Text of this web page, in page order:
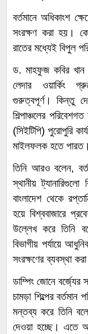
বর্তমানে অধিকাংশ
সংরক্ষণ করা হয়।
রাতের মধ্যেই বিপুল
ড. মাহফুজ কবির খান
লেদার ওয়ার্কিং
গুরুত্বপূর্ণ। কিন্তু
শিল্পাঞ্চলের পরিবেশগত
(সিইটিপি) পুরোপুরি
মাইলফলক হতে পারত।
তিনি আরও বলেন,
স্থানীয়
বাংলাদেশ থেকে
হয়ে বিশ্ববাজারে
উল্লেখ করে তিনি
বিভাগীয় পর্যায়ে
সংরক্ষণের ব্যবস্থা
ডাম্পিং জোনে বর্জ্যের
চামড়া শিল্পের
মন্তব্য করে তিনি
দেওয়া হচ্ছে। এতে